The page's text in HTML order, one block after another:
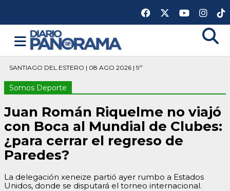
SANTIAGO DEL ESTERO | 08 AGO 2026 | 9º
Somos Deporte
Juan Román Riquelme no viajó
con Boca al Mundial de Clubes:
¿para cerrar el regreso de
Paredes?
La delegación xeneize partió ayer rumbo a Estados
Unidos, donde se disputará el torneo internacional.